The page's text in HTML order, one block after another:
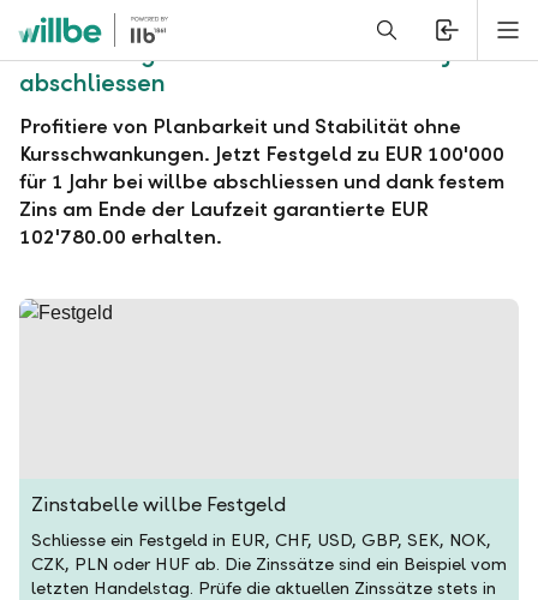
Alerts.Headline
willbe Festgeld zu EUR 100'000 für 1 Jahr
abschliessen
Profitiere von Planbarkeit und Stabilität ohne
Kursschwankungen. Jetzt Festgeld zu EUR 100'000
für 1 Jahr bei willbe abschliessen und dank festem
Zins am Ende der Laufzeit garantierte EUR
102'780.00 erhalten.
Zinstabelle willbe Festgeld
Schliesse ein Festgeld in EUR, CHF, USD, GBP, SEK, NOK,
CZK, PLN oder HUF ab. Die Zinssätze sind ein Beispiel vom
letzten Handelstag. Prüfe die aktuellen Zinssätze stets in